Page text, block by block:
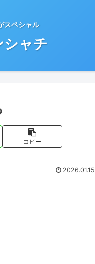
スペシャル
シャチ
コピー
2026.01.15